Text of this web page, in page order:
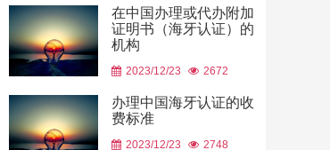
在中国办理或代办附加
证明书（海牙认证）的
机构
2023/12/23 2672
办理中国海牙认证的收
费标准
2023/12/23 2748